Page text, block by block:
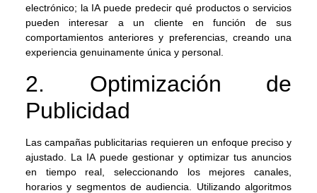
electrónico; la IA puede predecir qué productos o servicios
pueden interesar a un cliente en función de sus
comportamientos anteriores y preferencias, creando una
experiencia genuinamente única y personal.
2. Optimización de
Publicidad
Las campañas publicitarias requieren un enfoque preciso y
ajustado. La IA puede gestionar y optimizar tus anuncios
en tiempo real, seleccionando los mejores canales,
horarios y segmentos de audiencia. Utilizando algoritmos